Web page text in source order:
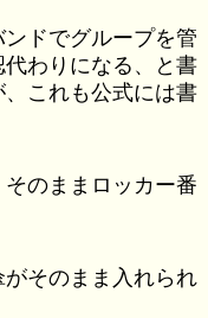
ドでグループを管
わりになる、と書
これも公式には書
のままロッカー番
そのまま入れられ